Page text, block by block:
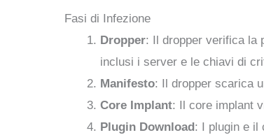
Fasi di Infezione
Dropper: Il dropper verifica la
inclusi i server e le chiavi di
Manifesto: Il dropper scarica
Core Implant: Il core implant
Plugin Download: I plugin e il